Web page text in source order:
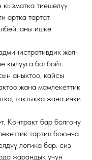
тиешелүү
артка тартат.
аны ишке
жол-
кылууга болбойт.
аныктоо, кайсы
жана мамлекеттик
тактыкка жана ички
Контракт бар болгону
тартип боюнча
логика бар: сиз
жарандык үчүн